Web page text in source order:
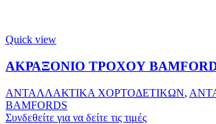
Quick view
ΑΚΡΑΞΟΝΙΟ ΤΡΟΧΟΥ
ΑΝΤΑΛΛΑΚΤΙΚΑ ΧΟΡΤΟΔΕΤΙΚΩΝ,
BAMFORDS
Συνδεθείτε για να δείτε τις τιμές